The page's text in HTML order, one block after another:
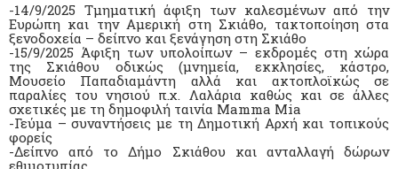
-14/9/2025 Τμηματική άφιξη των καλεσμένων από την
Ευρώπη και την Αμερική στη Σκιάθο, τακτοποίηση στα
ξενοδοχεία – δείπνο και ξενάγηση στη Σκιάθο
-15/9/2025 Άφιξη των υπολοίπων – εκδρομές στη χώρα
της Σκιάθου οδικώς (μνημεία, εκκλησίες, κάστρο,
Μουσείο Παπαδιαμάντη αλλά και ακτοπλοϊκώς σε
παραλίες του νησιού π.χ. Λαλάρια καθώς και σε άλλες
σχετικές με τη δημοφιλή ταινία Mamma Mia
-Γεύμα – συναντήσεις με τη Δημοτική Αρχή και τοπικούς
φορείς
-Δείπνο από το Δήμο Σκιάθου και ανταλλαγή δώρων